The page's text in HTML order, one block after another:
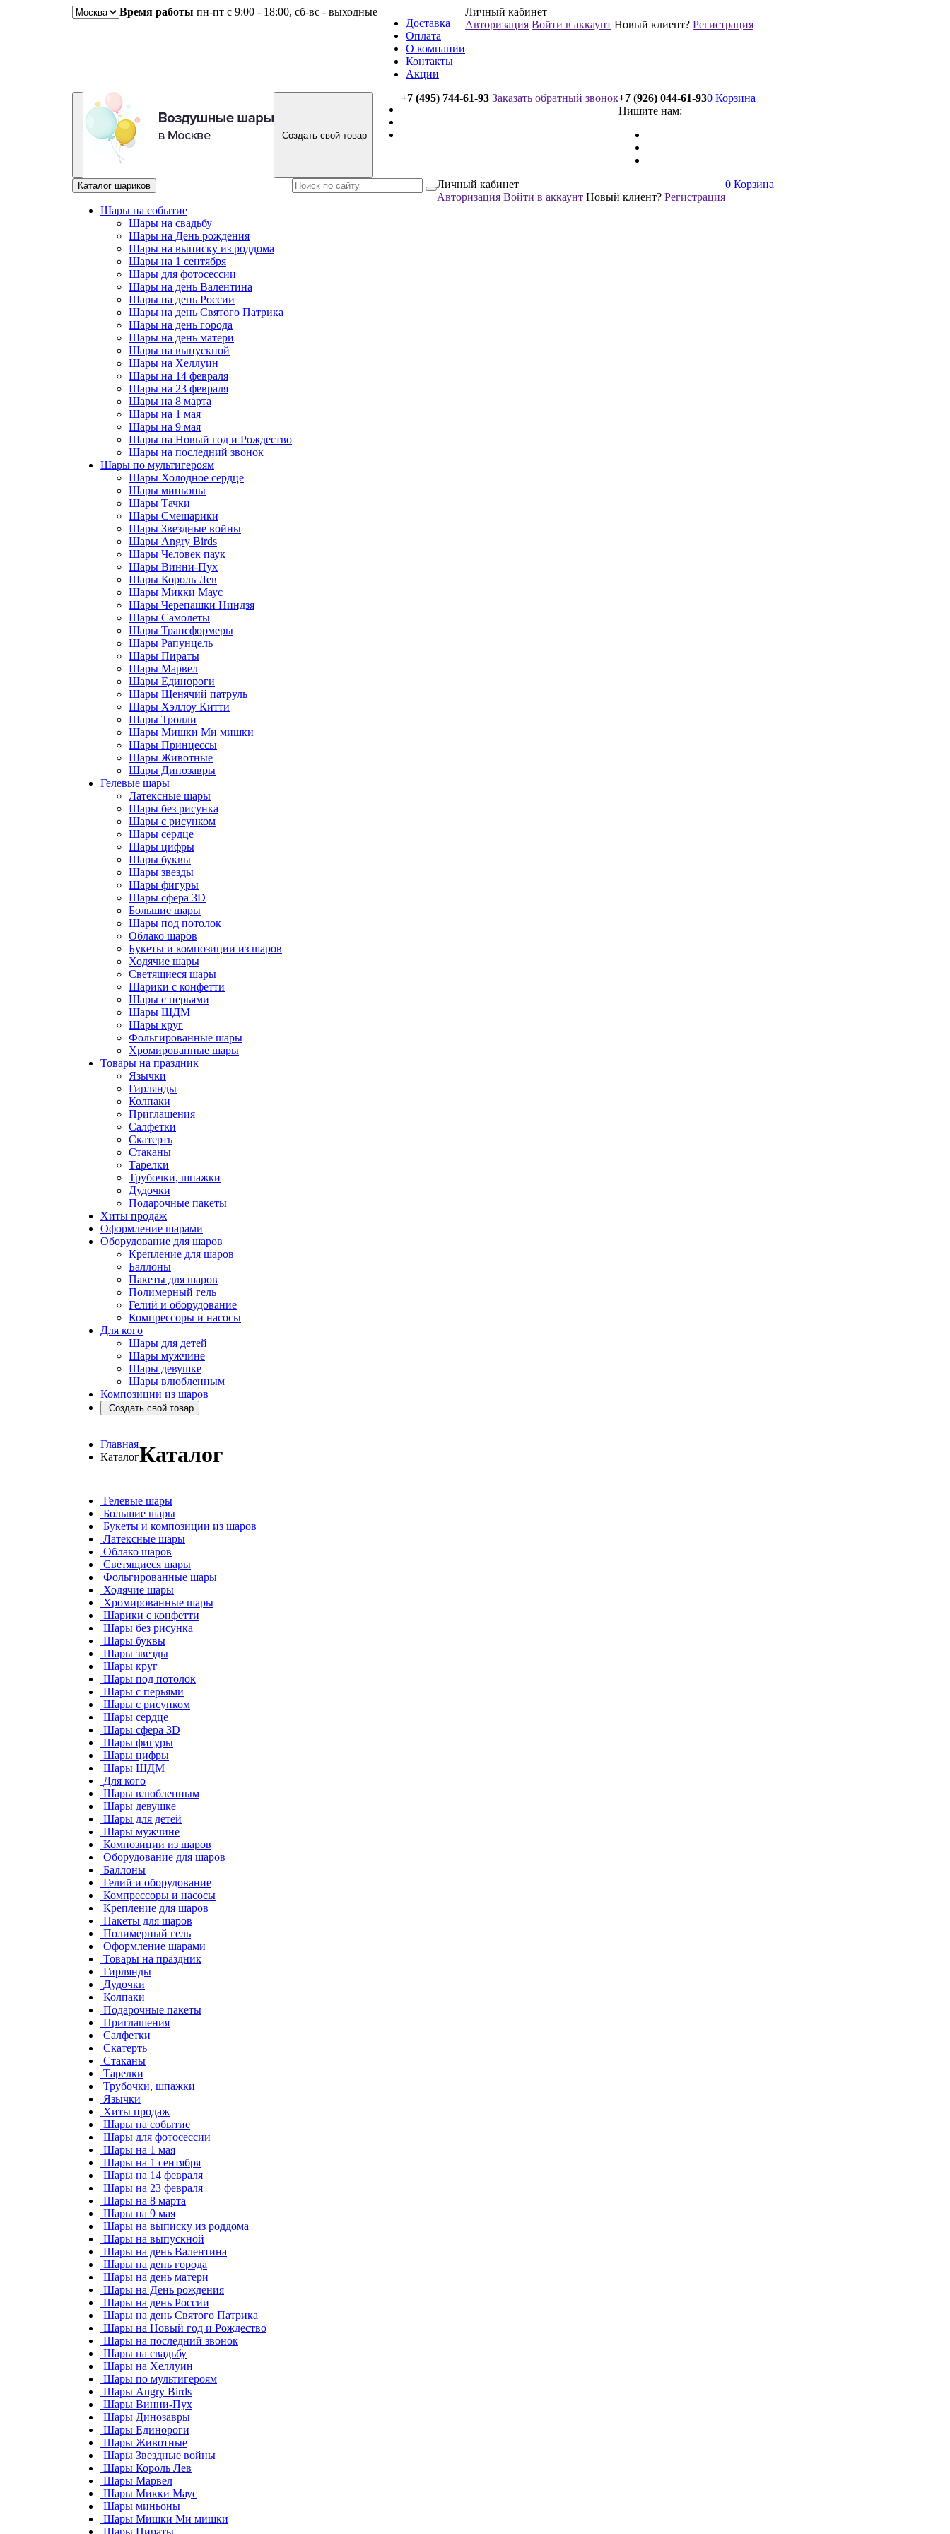
Время работы пн-пт с 9:00 - 18:00, сб-вс - выходные
Доставка
Оплата
О компании
Контакты
Акции
Личный кабинет
Авторизация Войти в аккаунт Новый клиент? Регистрация
Создать свой товар
+7 (495) 744-61-93 Заказать обратный звонок+7 (926) 044-61-93
Пишите нам:
0 Корзина
Каталог шариков
Шары на событие
Шары на свадьбу
Шары на День рождения
Шары на выписку из роддома
Шары на 1 сентября
Шары для фотосессии
Шары на день Валентина
Шары на день России
Шары на день Святого Патрика
Шары на день города
Шары на день матери
Шары на выпускной
Шары на Хеллуин
Шары на 14 февраля
Шары на 23 февраля
Шары на 8 марта
Шары на 1 мая
Шары на 9 мая
Шары на Новый год и Рождество
Шары на последний звонок
Шары по мультигероям
Шары Холодное сердце
Шары миньоны
Шары Тачки
Шары Смешарики
Шары Звездные войны
Шары Angry Birds
Шары Человек паук
Шары Винни-Пух
Шары Король Лев
Шары Микки Маус
Шары Черепашки Ниндзя
Шары Самолеты
Шары Трансформеры
Шары Рапунцель
Шары Пираты
Шары Марвел
Шары Единороги
Шары Щенячий патруль
Шары Хэллоу Китти
Шары Тролли
Шары Мишки Ми мишки
Шары Принцессы
Шары Животные
Шары Динозавры
Гелевые шары
Латексные шары
Шары без рисунка
Шары с рисунком
Шары сердце
Шары цифры
Шары буквы
Шары звезды
Шары фигуры
Шары сфера 3D
Большие шары
Шары под потолок
Облако шаров
Букеты и композиции из шаров
Ходячие шары
Светящиеся шары
Шарики с конфетти
Шары с перьями
Шары ШДМ
Шары круг
Фольгированные шары
Хромированные шары
Товары на праздник
Язычки
Гирлянды
Колпаки
Приглашения
Салфетки
Скатерть
Стаканы
Тарелки
Трубочки, шпажки
Дудочки
Подарочные пакеты
Хиты продаж
Оформление шарами
Оборудование для шаров
Крепление для шаров
Баллоны
Пакеты для шаров
Полимерный гель
Гелий и оборудование
Компрессоры и насосы
Для кого
Шары для детей
Шары мужчине
Шары девушке
Шары влюбленным
Композиции из шаров
Создать свой товар
Личный кабинет
Авторизация Войти в аккаунт Новый клиент? Регистрация
0 Корзина
Главная
КаталогКаталог
Гелевые шары
Большие шары
Букеты и композиции из шаров
Латексные шары
Облако шаров
Светящиеся шары
Фольгированные шары
Ходячие шары
Хромированные шары
Шарики с конфетти
Шары без рисунка
Шары буквы
Шары звезды
Шары круг
Шары под потолок
Шары с перьями
Шары с рисунком
Шары сердце
Шары сфера 3D
Шары фигуры
Шары цифры
Шары ШДМ
Для кого
Шары влюбленным
Шары девушке
Шары для детей
Шары мужчине
Композиции из шаров
Оборудование для шаров
Баллоны
Гелий и оборудование
Компрессоры и насосы
Крепление для шаров
Пакеты для шаров
Полимерный гель
Оформление шарами
Товары на праздник
Гирлянды
Дудочки
Колпаки
Подарочные пакеты
Приглашения
Салфетки
Скатерть
Стаканы
Тарелки
Трубочки, шпажки
Язычки
Хиты продаж
Шары на событие
Шары для фотосессии
Шары на 1 мая
Шары на 1 сентября
Шары на 14 февраля
Шары на 23 февраля
Шары на 8 марта
Шары на 9 мая
Шары на выписку из роддома
Шары на выпускной
Шары на день Валентина
Шары на день города
Шары на день матери
Шары на День рождения
Шары на день России
Шары на день Святого Патрика
Шары на Новый год и Рождество
Шары на последний звонок
Шары на свадьбу
Шары на Хеллуин
Шары по мультигероям
Шары Angry Birds
Шары Винни-Пух
Шары Динозавры
Шары Единороги
Шары Животные
Шары Звездные войны
Шары Король Лев
Шары Марвел
Шары Микки Маус
Шары миньоны
Шары Мишки Ми мишки
Шары Пираты